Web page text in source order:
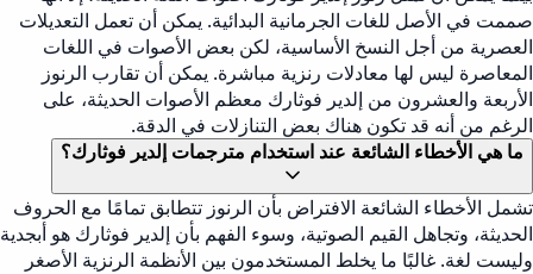
صممت في الأصل للغات الجرمانية البدائية. يمكن أن تعمل التعديلات
العصرية من أجل النسخ الأساسية، لكن بعض الأصوات في اللغات
المعاصرة ليس لها معادلات رنزية مباشرة. يمكن أن تقارب الرنوز
الأربعة والعشرون من إلدير فوثارك معظم الأصوات الحديثة، على
الرغم من أنه قد تكون هناك بعض التنازلات في الدقة.
ما هي الأخطاء الشائعة عند استخدام مترجمات إلدير فوثارك؟
تشمل الأخطاء الشائعة الافتراض بأن الرنوز تتطابق تمامًا مع الحروف
الحديثة، وتجاهل القيم الصوتية، وسوء الفهم بأن إلدير فوثارك هو أبجدية
وليست لغة. غالبًا ما يخلط المستخدمون بين الأنظمة الرنزية الأصغر